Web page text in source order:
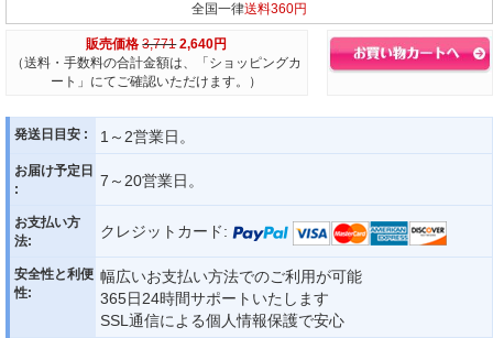
全国一律送料360円
販売価格 3,771 2,640円
（送料・手数料の合計金額は、「ショッピングカ
ート」にてご確認いただけます。）
発送日目安 : 1～2営業日。
お届け予定日
:
7～20営業日。
お支払い方
法:
クレジットカード:
安全性と利便
性:
幅広いお支払い方法でのご利用が可能
365日24時間サポートいたします
SSL通信による個人情報保護で安心